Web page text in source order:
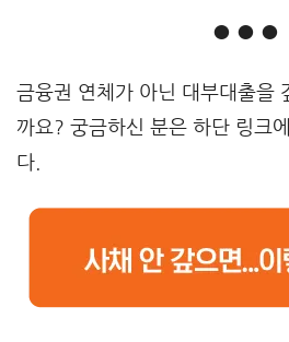
● ● ●
금융권 연체가 아닌 대부대출을
까요? 궁금하신 분은 하단 링크
다.